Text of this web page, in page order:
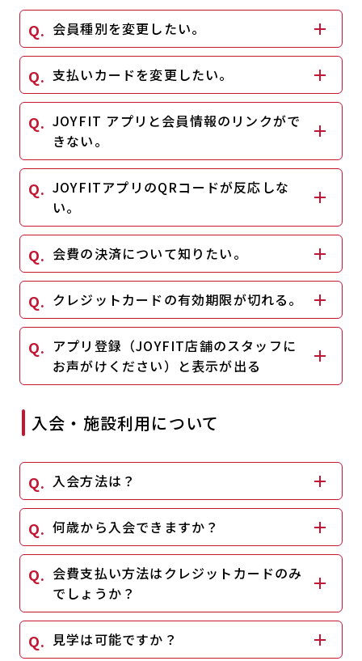
会員種別を変更したい。
支払いカードを変更したい。
JOYFIT アプリと会員情報のリンクがで
きない。
JOYFITアプリのQRコードが反応しな
い。
会費の決済について知りたい。
クレジットカードの有効期限が切れる。
アプリ登録（JOYFIT店舗のスタッフに
お声がけください）と表示が出る
入会・施設利用について
入会方法は？
何歳から入会できますか？
会費支払い方法はクレジットカードのみ
でしょうか？
見学は可能ですか？